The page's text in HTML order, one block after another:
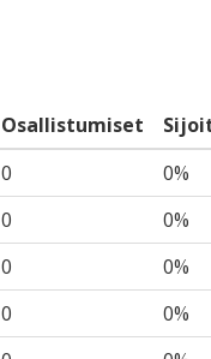
Osallistumiset
0
0%
0
0%
0
0%
0
0%